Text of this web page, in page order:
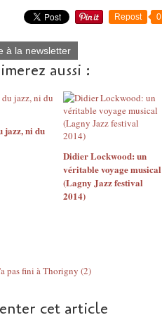
Repost 0
à la newsletter
aussi :
jazz, ni du
Didier Lockwood: un
véritable voyage musical
(Lagny Jazz festival
2014)
pas fini à Thorigny (2)
cet article